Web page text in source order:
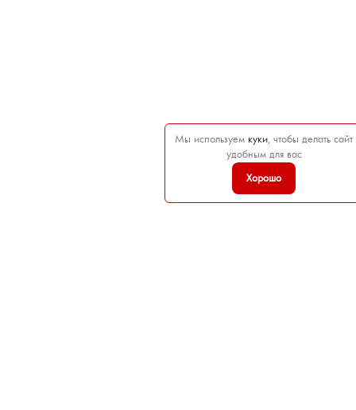
Мы используем куки, чтобы делать сайт
удобным для вас
Хорошо